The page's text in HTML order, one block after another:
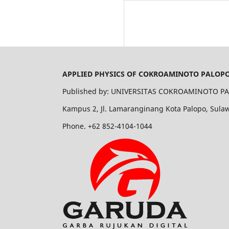
APPLIED PHYSICS OF COKROAMINOTO
Published by: UNIVERSITAS COKROAMINOTO
Kampus 2, Jl. Lamaranginang Kota Palopo,
Phone. +62 852-4104-1044